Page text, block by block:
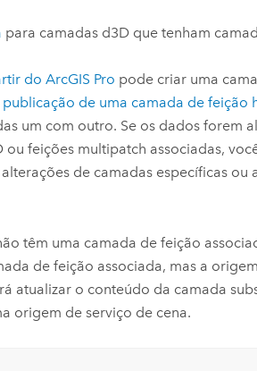
para camadas d3D que tenham
do ArcGIS Pro pode criar uma
publicação de uma camada de feição
um com outro. Se os dados forem
feições multipatch associadas,
de camadas específicas ou
têm uma camada de feição
de feição associada, mas a
atualizar o conteúdo da camada
origem de serviço de cena.